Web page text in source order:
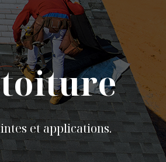
toiture
et applications.